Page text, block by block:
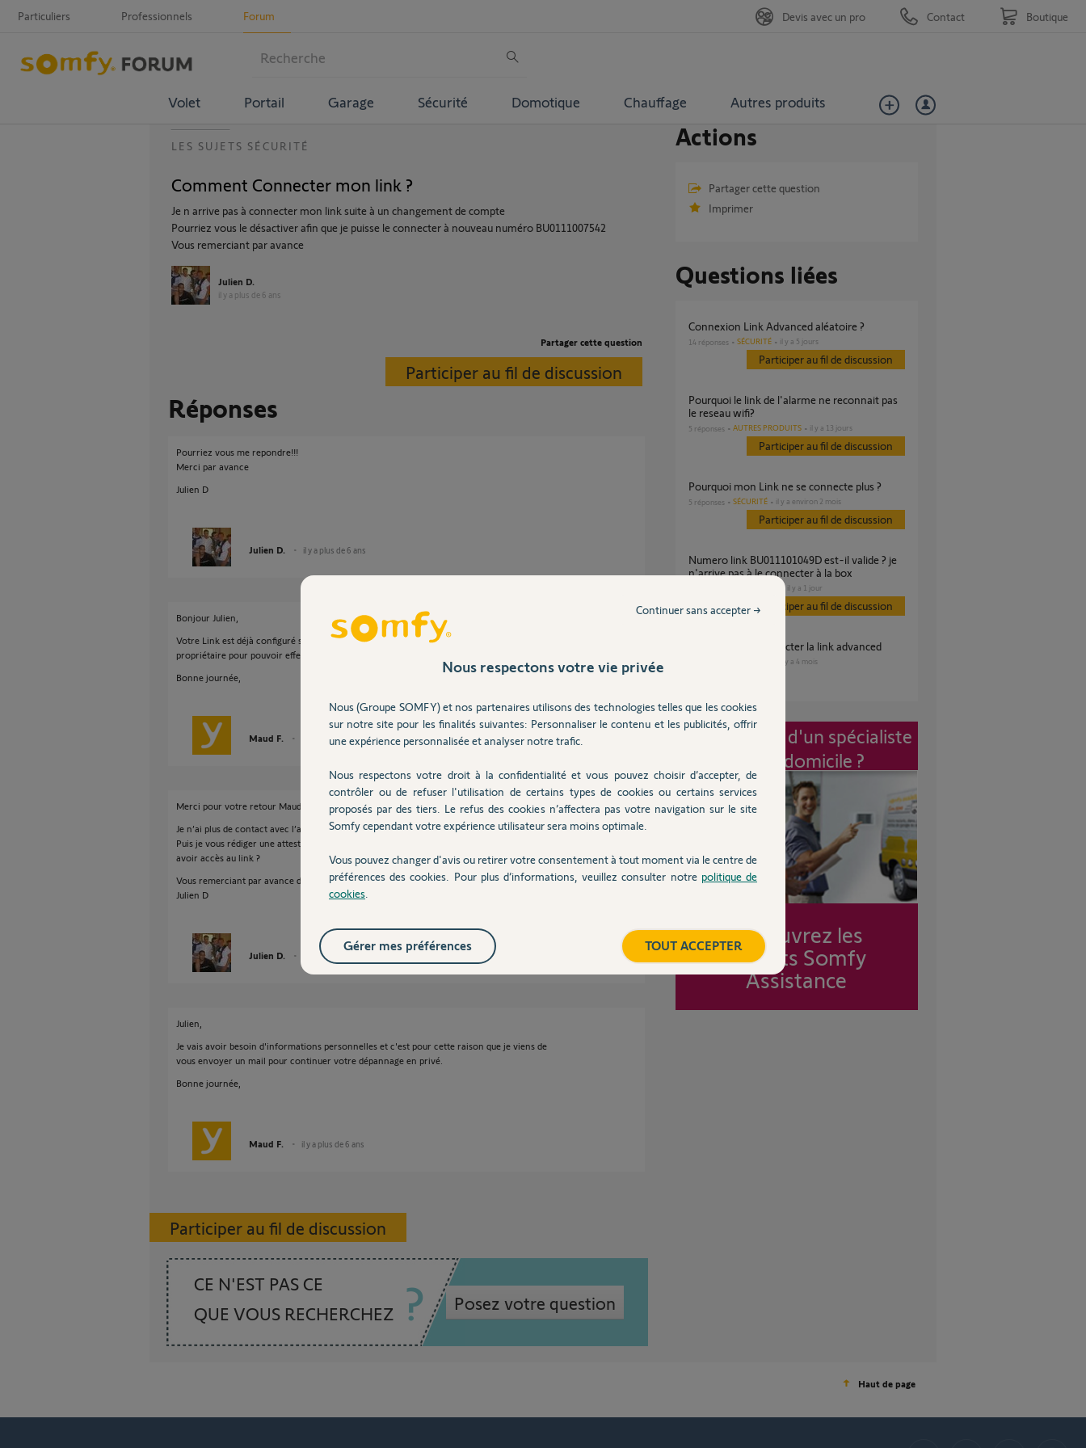
Particuliers Professionnels Forum
Volet Portail Garage Sécurité Domotique Chauffage Autres produits
Devis avec un pro Contact Boutique
LES SUJETS SÉCURITÉ
Comment Connecter mon link ?
Je n arrive pas à connecter mon link suite à un changement de compte
Pourriez vous le désactiver afin que je puisse le connecter à nouveau numéro BU0111007542
Vous remerciant par avance
Julien D.
il y a plus de 6 ans
Partager cette question
Participer au fil de discussion
Réponses
Pourriez vous me repondre!!!
Merci par avance
Julien D
Julien D. il y a plus de 6 ans
Bonjour Julien,
Votre Link est déjà configuré sur une autre installation, il nous faut l'accord de l'ancien
propriétaire pour pouvoir effectuer à la suppression.
Bonne journée,
Maud F. il y a plus de 6 ans
Merci pour votre retour Maud
Je n’ai plus de contact avec l’ancien propriétaire
Puis je vous rédiger une attestation sur l’honneur afin de pouvoir débloquer la situation et
avoir accès au link ?
Vous remerciant par avance de votre retour
Julien D
Julien D. il y a plus de 6 ans
Julien,
Je vais avoir besoin d'informations personnelles et c'est pour cette raison que je viens de
vous envoyer un mail pour continuer votre dépannage en privé.
Bonne journée,
Maud F. il y a plus de 6 ans
Participer au fil de discussion
CE N'EST PAS CE
QUE VOUS RECHERCHEZ
Posez votre question
Actions
Partager cette question
Imprimer
Questions liées
Connexion Link Advanced aléatoire ?
14 réponses SÉCURITÉ il y a 5 jours
Participer au fil de discussion
Pourquoi le link de l'alarme ne reconnait pas
le reseau wifi?
5 réponses AUTRES PRODUITS il y a 13 jours
Participer au fil de discussion
Pourquoi mon Link ne se connecte plus ?
5 réponses SÉCURITÉ il y a environ 2 mois
Participer au fil de discussion
numero link BU011101049D est-il valide ? je
n'arrive pas à le connecter à la box
il y a 1 jour
Participer au fil de discussion
Impossible de connecter la link advanced
il y a 4 mois
Intervention d'un spécialiste
à mon domicile ?
Découvrez les
forfaits Somfy
Assistance
Haut de page
Nous respectons votre vie privée
Nous (Groupe SOMFY) et nos partenaires utilisons des technologies telles que les cookies
sur notre site pour les finalités suivantes: Personnaliser le contenu et les publicités, offrir
une expérience personnalisée et analyser notre trafic.
Nous respectons votre droit à la confidentialité et vous pouvez choisir d’accepter, de
contrôler ou de refuser l'utilisation de certains types de cookies ou certains services
proposés par des tiers. Le refus des cookies n’affectera pas votre navigation sur le site
Somfy cependant votre expérience utilisateur sera moins optimale.
Vous pouvez changer d'avis ou retirer votre consentement à tout moment via le centre de
préférences des cookies. Pour plus d’informations, veuillez consulter notre politique de
cookies
Continuer sans accepter →
TOUT ACCEPTER
Gérer mes préférences